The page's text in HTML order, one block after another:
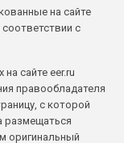
на сайте
с
сайте eer.ru
правообладателя
с которой
размещаться
оригинальный